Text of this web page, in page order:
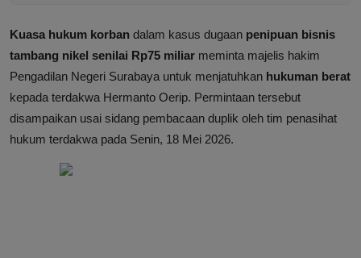
Kuasa hukum korban dalam kasus dugaan penipuan bisnis
tambang nikel senilai Rp75 miliar meminta majelis hakim
Pengadilan Negeri Surabaya untuk menjatuhkan hukuman berat
kepada terdakwa Hermanto Oerip. Permintaan tersebut
disampaikan usai sidang pembacaan duplik oleh tim penasihat
hukum terdakwa pada Senin, 18 Mei 2026.